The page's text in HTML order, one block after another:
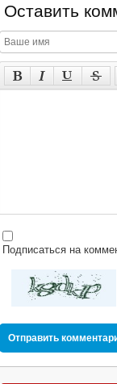
Оставить
на
Отправить